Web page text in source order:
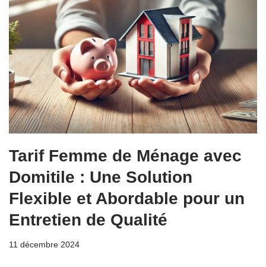
Tarif Femme de Ménage avec
Domitile : Une Solution
Flexible et Abordable pour un
Entretien de Qualité
11 décembre 2024